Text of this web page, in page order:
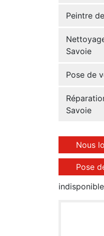
Peintre
Savoie
Pose de
Savoie
Nous
Pose
indisponible